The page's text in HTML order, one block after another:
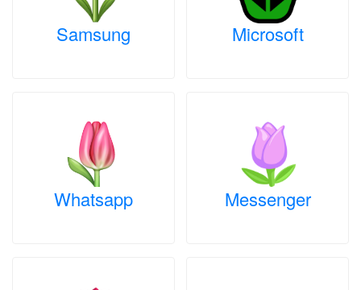
Samsung Microsoft
Whatsapp Messenger